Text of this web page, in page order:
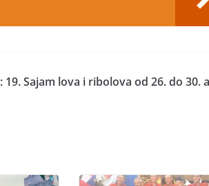
19. Sajam lova i ribolova od 26. do 30.